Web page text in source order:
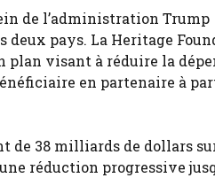
de l’administration Trump
pays. La Heritage
plan visant à réduire la
en partenaire à
de 38 milliards de dollars
réduction progressive